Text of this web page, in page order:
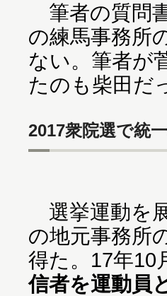
筆者の質問
の練馬事務所
ない。筆者が
たのも柴田だ
2017衆院選で統
選挙運動を
の地元事務所
得た。17年10
信者を運動員